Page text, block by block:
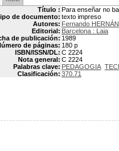
Título : Para enseñar no
de documento: texto impreso
Autores: Fernando
Editorial: Barcelona : Laia
de publicación: 1989
de páginas: 180 p
ISBN/ISSN/DL: C 2224
Nota general: C 2224
Palabras clave: PEDAGOGIA
Clasificación: 370.71